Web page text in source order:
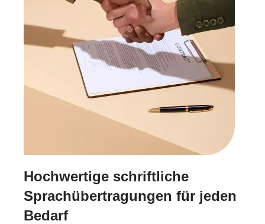
Hochwertige schriftliche
Sprachübertragungen für jeden
Bedarf